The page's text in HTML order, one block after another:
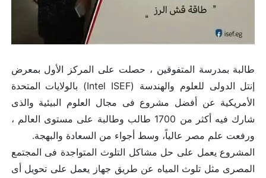
طالبة بمدرسة المتفوقين ، حصلت على المركز الأول بمعرض
إنتل الدولى للعلوم والهندسة (Intel ISEF) بالولايات المتحدة
الأمريكية عن أفضل مشروع فى مجال العلوم البيئية والذى
شارك فيه أكثر من 1700 طالب وطالبة على مستوى العالم ،
ورفعت علم مصر عالياً، وسط أجواء من السعادة والبهجة.
المشروع يعمل على حل مشاكل التلوث المتواجدة فى المجتمع
المصرى مثل تلوث المياه عن طريق جهاز يعمل على تحويل أى